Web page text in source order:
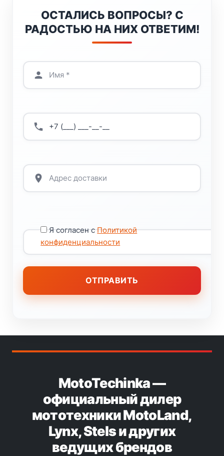
ОСТАЛИСЬ ВОПРОСЫ? С
РАДОСТЬЮ НА НИХ ОТВЕТИМ!
Я согласен сПолитикой
конфиденциальности
MotoTechinka —
официальный дилер
мототехники MotoLand,
Lynx, Stels и других
ведущих брендов